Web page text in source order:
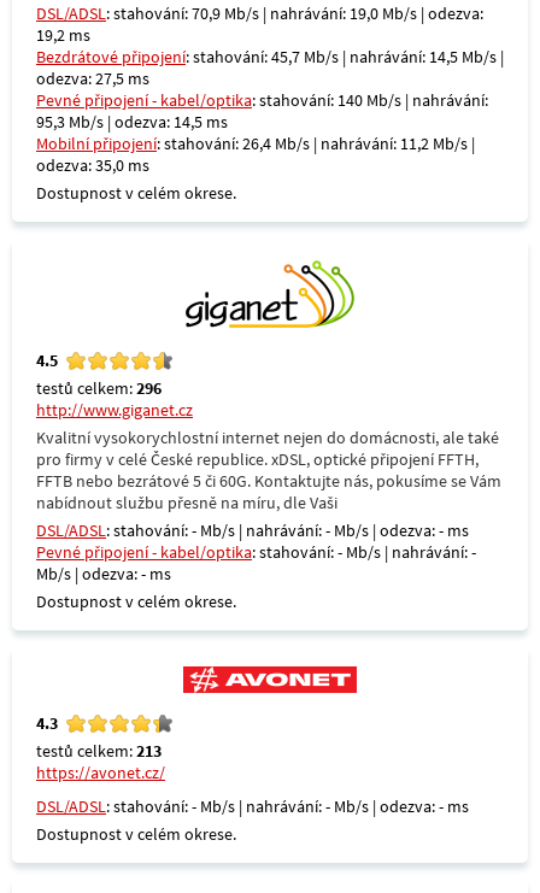
DSL/ADSL: stahování: 70,9 Mb/s | nahrávání: 19,0 Mb/s | odezva:
19,2 ms
Bezdrátové připojení: stahování: 45,7 Mb/s | nahrávání: 14,5 Mb/s |
odezva: 27,5 ms
Pevné připojení - kabel/optika: stahování: 140 Mb/s | nahrávání:
95,3 Mb/s | odezva: 14,5 ms
Mobilní připojení: stahování: 26,4 Mb/s | nahrávání: 11,2 Mb/s |
odezva: 35,0 ms
Dostupnost v celém okrese.
4.5
testů celkem:296
http://www.giganet.cz
Kvalitní vysokorychlostní internet nejen do domácnosti, ale také
pro firmy v celé České republice. xDSL, optické připojení FFTH,
FFTB nebo bezrátové 5 či 60G. Kontaktujte nás, pokusíme se Vám
nabídnout službu přesně na míru, dle Vaši
DSL/ADSL: stahování: - Mb/s | nahrávání: - Mb/s | odezva: - ms
Pevné připojení - kabel/optika: stahování: - Mb/s | nahrávání: -
Mb/s | odezva: - ms
Dostupnost v celém okrese.
4.3
testů celkem:213
https://avonet.cz/
DSL/ADSL: stahování: - Mb/s | nahrávání: - Mb/s | odezva: - ms
Dostupnost v celém okrese.